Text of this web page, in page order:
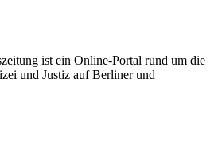
ist ein Online-Portal rund um die
und Justiz auf Berliner und